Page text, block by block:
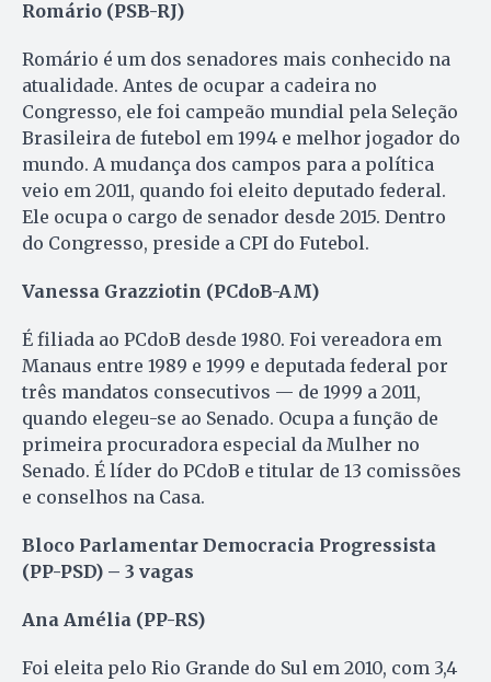
Romário (PSB-RJ)
Romário é um dos senadores mais conhecido na
atualidade. Antes de ocupar a cadeira no
Congresso, ele foi campeão mundial pela Seleção
Brasileira de futebol em 1994 e melhor jogador do
mundo. A mudança dos campos para a política
veio em 2011, quando foi eleito deputado federal.
Ele ocupa o cargo de senador desde 2015. Dentro
do Congresso, preside a CPI do Futebol.
Vanessa Grazziotin (PCdoB-AM)
É filiada ao PCdoB desde 1980. Foi vereadora em
Manaus entre 1989 e 1999 e deputada federal por
três mandatos consecutivos — de 1999 a 2011,
quando elegeu-se ao Senado. Ocupa a função de
primeira procuradora especial da Mulher no
Senado. É líder do PCdoB e titular de 13 comissões
e conselhos na Casa.
Bloco Parlamentar Democracia Progressista
(PP-PSD) – 3 vagas
Ana Amélia (PP-RS)
Foi eleita pelo Rio Grande do Sul em 2010, com 3,4